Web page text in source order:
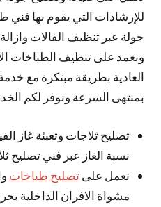
للإرشادات التي يقوم بها فني
جولة عبر تنظيف الفالات
ونعمد على تنظيف الطباخات
العادية بطريقة مبتكرة مع
بمنتهى السرعة ونوفر لكم
تصليح ثلاجات وتعبئة غاز
نسبة الغاز عبر فني تصليح
نعمل علىتصليح طباخات
مشواة الافران الداخلية